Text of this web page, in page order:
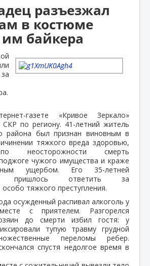
разъезжал
в костюме
им байкера
газете «Кривое Зеркало»
по региону. 41-летний житель
района был признан виновным в
тяжкого вреда здоровью,
неосторожности смерть
чужого имущества и краже
ущербом. Его 35-летней
пришлось ответить за
тяжкого преступления.
осужденный распивал алкоголь у
с приятелем. Разгорелся
до смерти избил гостя: у
тупую травму грудной
переломы ребер.
спустя недолгое время в